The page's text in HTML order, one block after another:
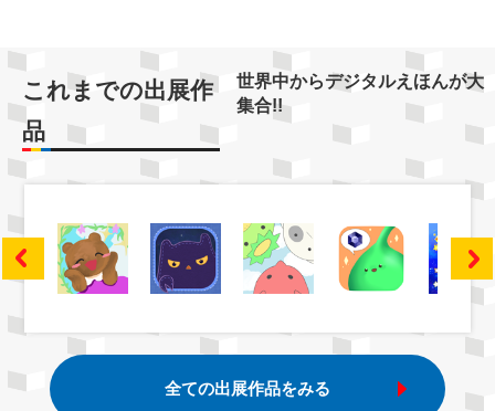
これまでの出展作
品
世界中からデジタルえほんが大
集合!!
全ての出展作品をみる